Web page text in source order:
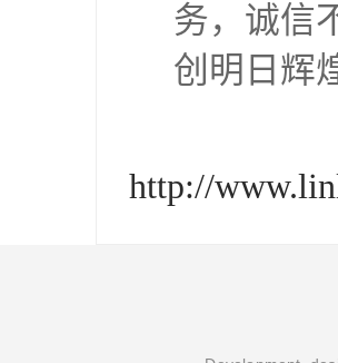
务，诚信
创明日辉
http://